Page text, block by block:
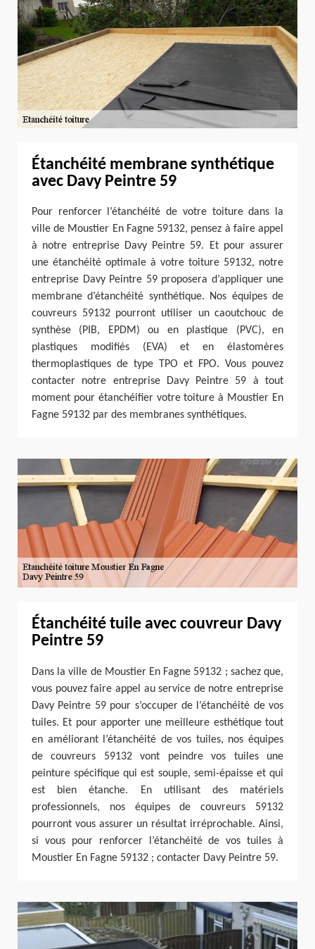
Étanchéité membrane synthétique
avec Davy Peintre 59
Pour renforcer l’étanchéité de votre toiture dans la
ville de Moustier En Fagne 59132, pensez à faire appel
à notre entreprise Davy Peintre 59. Et pour assurer
une étanchéité optimale à votre toiture 59132, notre
entreprise Davy Peintre 59 proposera d’appliquer une
membrane d’étanchéité synthétique. Nos équipes de
couvreurs 59132 pourront utiliser un caoutchouc de
synthèse (PIB, EPDM) ou en plastique (PVC), en
plastiques modifiés (EVA) et en élastomères
thermoplastiques de type TPO et FPO. Vous pouvez
contacter notre entreprise Davy Peintre 59 à tout
moment pour étanchéifier votre toiture à Moustier En
Fagne 59132 par des membranes synthétiques.
Étanchéité tuile avec couvreur Davy
Peintre 59
Dans la ville de Moustier En Fagne 59132 ; sachez que,
vous pouvez faire appel au service de notre entreprise
Davy Peintre 59 pour s’occuper de l’étanchéité de vos
tuiles. Et pour apporter une meilleure esthétique tout
en améliorant l’étanchéité de vos tuiles, nos équipes
de couvreurs 59132 vont peindre vos tuiles une
peinture spécifique qui est souple, semi-épaisse et qui
est bien étanche. En utilisant des matériels
professionnels, nos équipes de couvreurs 59132
pourront vous assurer un résultat irréprochable. Ainsi,
si vous pour renforcer l’étanchéité de vos tuiles à
Moustier En Fagne 59132 ; contacter Davy Peintre 59.